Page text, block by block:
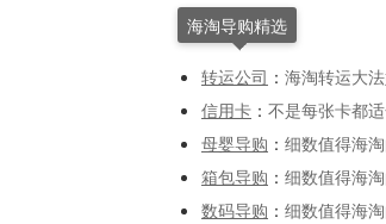
海淘导购精选
转运公司 ： 海淘转运大
信用卡 ： 不是每张卡都
母婴导购 ： 细数值得海
箱包导购 ： 细数值得海淘
数码导购 ： 细数值得海